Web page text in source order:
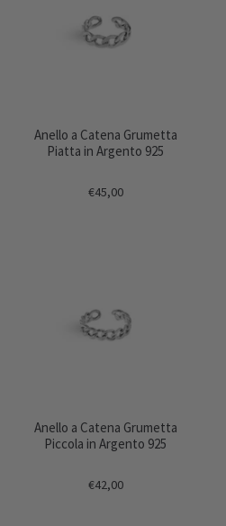
Anello a Catena Grumetta
Piatta in Argento 925
€45,00
Anello a Catena Grumetta
Piccola in Argento 925
€42,00